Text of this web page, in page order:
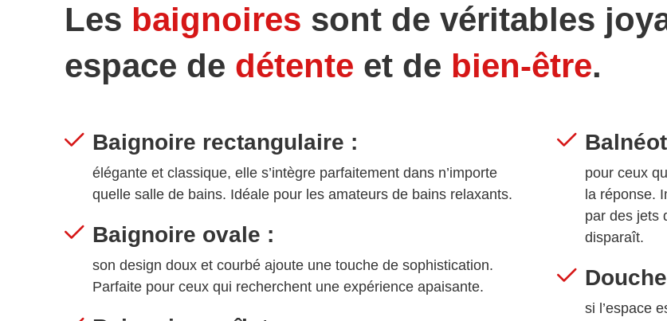
Les baignoires sont de véritables
espace de détente et de bien-être.
pour ceux
la réponse.
par des jets
disparaît.
si l’espace
Baignoire rectangulaire :
élégante et classique, elle s’intègre parfaitement dans n’importe
quelle salle de bains. Idéale pour les amateurs de bains relaxants.
Baignoire ovale :
son design doux et courbé ajoute une touche de sophistication.
Parfaite pour ceux qui recherchent une expérience apaisante.